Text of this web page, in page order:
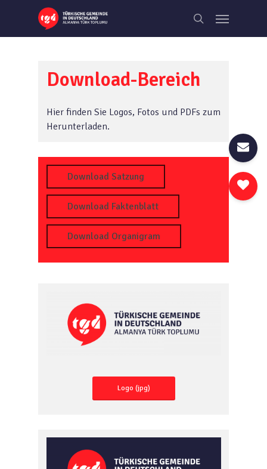
main
search
Menu
Download-Bereich
Hier finden Sie Logos, Fotos und PDFs zum
Herunterladen.
Download Satzung
Download Faktenblatt
Download Organigram
Logo (jpg)